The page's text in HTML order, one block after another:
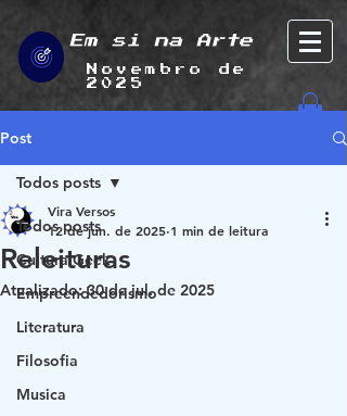
Em si na Arte
Novembro de
2025
Post
Todos posts
Cultura Geek
Empreendedorismo
Literatura
Filosofia
Musica
Todos posts
Releituras
Vira Versos
12 de jun. de 2025 1 min de leitura
Atualizado:30 de jul. de 2025